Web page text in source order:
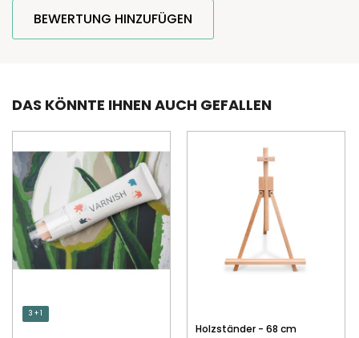
BEWERTUNG HINZUFÜGEN
DAS KÖNNTE IHNEN AUCH GEFALLEN
3 + 1
Holzständer - 68 cm